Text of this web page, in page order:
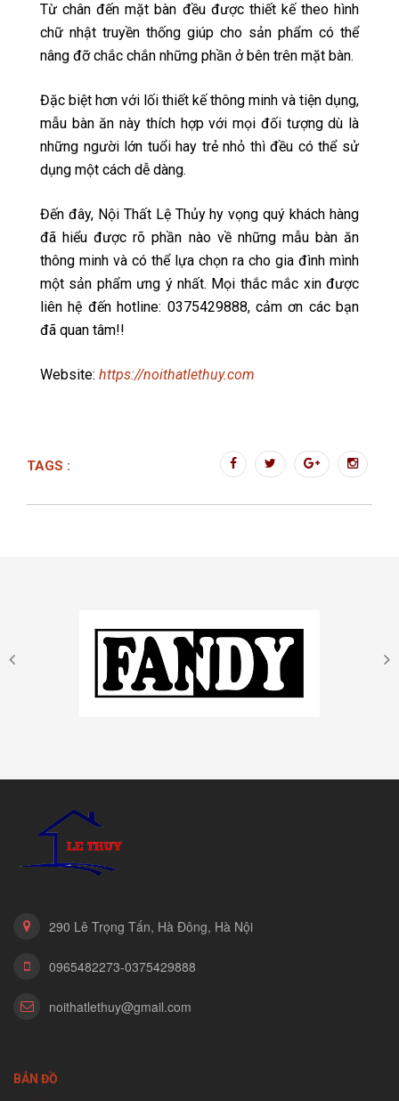
Từ chân đến mặt bàn đều được thiết kế theo hình
chữ nhật truyền thống giúp cho sản phẩm có thể
nâng đỡ chắc chắn những phần ở bên trên mặt bàn.
Đặc biệt hơn với lối thiết kế thông minh và tiện dụng,
mẫu bàn ăn này thích hợp với mọi đối tượng dù là
những người lớn tuổi hay trẻ nhỏ thì đều có thể sử
dụng một cách dễ dàng.
Đến đây, Nội Thất Lệ Thủy hy vọng quý khách hàng
đã hiểu được rõ phần nào về những mẫu bàn ăn
thông minh và có thể lựa chọn ra cho gia đình mình
một sản phẩm ưng ý nhất. Mọi thắc mắc xin được
liên hệ đến hotline: 0375429888, cảm ơn các bạn
đã quan tâm!!
Website: https://noithatlethuy.com
TAGS :
290 Lê Trọng Tấn, Hà Đông, Hà Nội
0965482273-0375429888
noithatlethuy@gmail.com
BẢN ĐỒ